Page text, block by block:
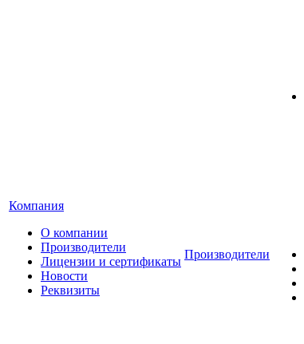
Компания
О компании
Производители
Лицензии и сертификаты
Новости
Реквизиты
Производители